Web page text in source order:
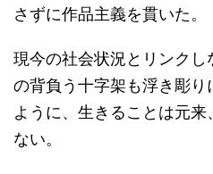
さずに作品主義を貫いた。
現今の社会状況とリンク
の背負う十字架も浮き彫
ように、生きることは元
ない。